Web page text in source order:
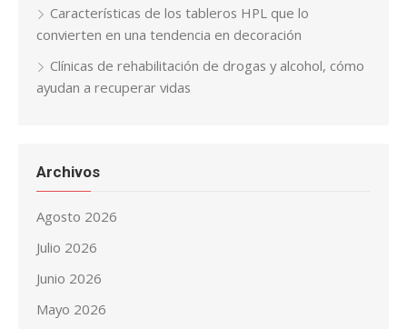
Características de los tableros HPL que lo
convierten en una tendencia en decoración
Clínicas de rehabilitación de drogas y alcohol, cómo
ayudan a recuperar vidas
Archivos
Agosto 2026
Julio 2026
Junio 2026
Mayo 2026